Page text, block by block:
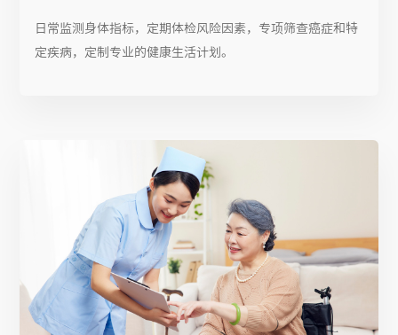
日常监测身体指标，定期体检风险因素，专项筛查癌症和特
定疾病，定制专业的健康生活计划。